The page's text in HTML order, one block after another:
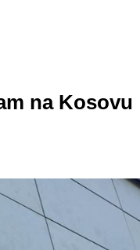
na Kosovu